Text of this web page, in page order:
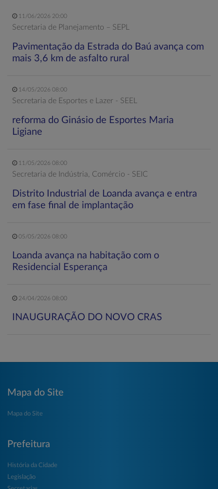
11/06/2026 20:00
Secretaria de Planejamento – SEPL
Pavimentação da Estrada do Baú avança com
mais 3,6 km de asfalto rural
14/05/2026 08:00
Secretaria de Esportes e Lazer - SEEL
reforma do Ginásio de Esportes Maria
Ligiane
11/05/2026 08:00
Secretaria de Indústria, Comércio - SEIC
Distrito Industrial de Loanda avança e entra
em fase final de implantação
05/05/2026 08:00
Loanda avança na habitação com o
Residencial Esperança
24/04/2026 08:00
INAUGURAÇÃO DO NOVO CRAS
Mapa do Site
Mapa do Site
Prefeitura
História da Cidade
Legislação